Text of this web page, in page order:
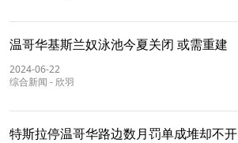
温哥华基斯兰奴泳池今夏关闭 或需重建
2024-06-22
综合新闻 - 欣羽
特斯拉停温哥华路边数月罚单成堆却不开